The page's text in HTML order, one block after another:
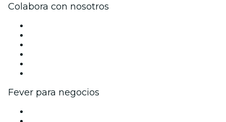
Colabora con nosotros
Fever para negocios